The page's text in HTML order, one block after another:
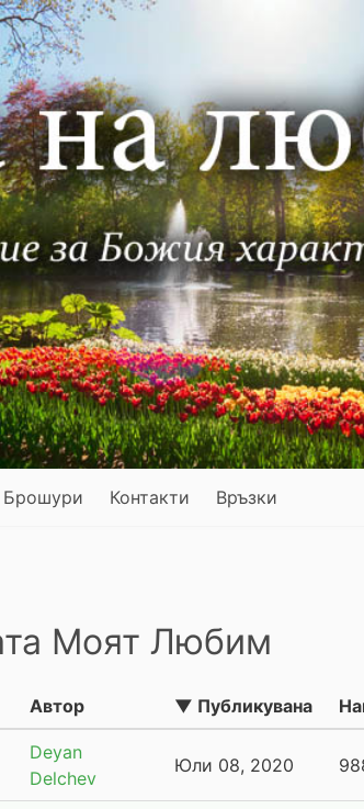
Брошури Контакти Връзки
Моят Любим
Автор ▼ Публикувана
Deyan
Delchev
Юли 08, 2020